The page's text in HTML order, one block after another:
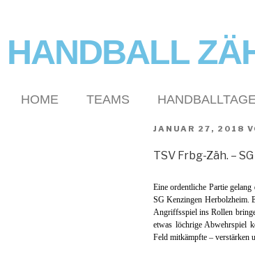
HANDBALL
HOME TEAMS
JANUAR 27, 2018
TSV Frbg-Zäh. –
Eine ordentliche Partie
SG Kenzingen Herbolzheim.
Angriffsspiel ins Rollen
etwas löchrige Abwehrspiel
Feld mitkämpfte – verstärken